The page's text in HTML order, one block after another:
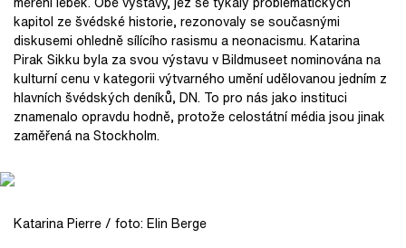
kapitol ze švédské historie, rezonovaly se současnými
diskusemi ohledně sílícího rasismu a neonacismu. Katarina
Pirak Sikku byla za svou výstavu v Bildmuseet nominována na
kulturní cenu v kategorii výtvarného umění udělovanou jedním z
hlavních švédských deníků, DN. To pro nás jako instituci
znamenalo opravdu hodně, protože celostátní média jsou jinak
zaměřená na Stockholm.
Katarina Pierre / foto: Elin Berge